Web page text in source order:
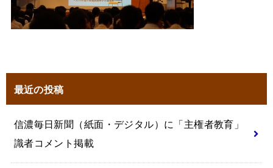
最近の投稿
信濃毎日新聞（紙面・デジタル）に「主権者教育」
識者コメント掲載